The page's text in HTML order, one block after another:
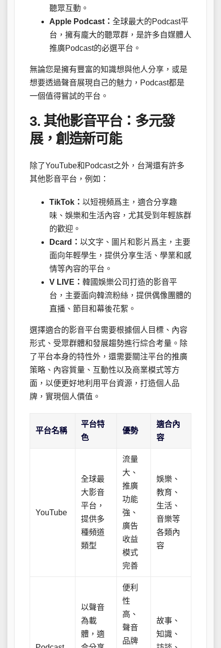
聽眾互動。
Apple Podcast： 全球最大的Podcast平
台，擁有龐大的聽眾群，是許多自媒體人
推廣Podcast的必選平台。
無論您是擁有豐富的知識想與他人分享，或是
想要透過聲音展現自己的魅力，Podcast都是
一個值得嘗試的平台。
3. 其他影音平台：多元發
展，創造新可能
除了YouTube和Podcast之外，台灣還有許多
其他影音平台，例如：
TikTok： 以短視頻爲主，適合分享趣
味、娛樂和生活內容，尤其受到年輕族群
的歡迎。
Dcard： 以文字、圖片和影片爲主，主要
面向年輕學生，提供分享生活、學業和感
情等內容的平台。
V LIVE： 韓國娛樂公司打造的影音平
台，主要面向韓流粉絲，提供偶像團體的
直播、節目和幕後花絮。
選擇適合的影音平台需要根據個人目標、內容
形式、受眾群體和發展趨勢進行綜合考量。除
了平台本身的特性外，還需要關注平台的推廣
策略、內容質量、互動性以及商業模式等方
面，以便更好地利用平台資源，打造個人品
牌，實現個人價值。
平台名稱
平台特
色
優勢
適合內
容
YouTube
全球最
大影音
平台，
提供多
種頻道
類型
流量
大、
推廣
功能
強、
廣告
收益
模式
完善
娛樂、
教育、
生活、
音樂等
各類內
容
以聲音
為載
體，適
便利
性
高、
聲音
品牌
故事、
知識、